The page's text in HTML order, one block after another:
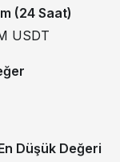
(24 Saat)
USDT
Düşük Değeri